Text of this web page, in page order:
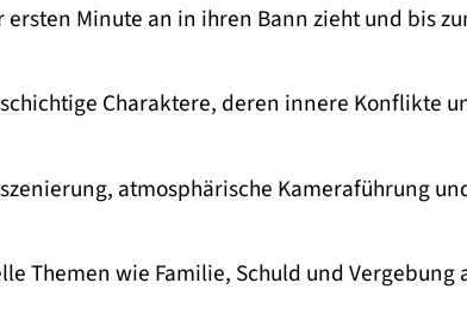
ersten Minute an in ihren Bann zieht und bis
Charaktere, deren innere Konflikte
atmosphärische Kameraführung
Themen wie Familie, Schuld und Vergebung